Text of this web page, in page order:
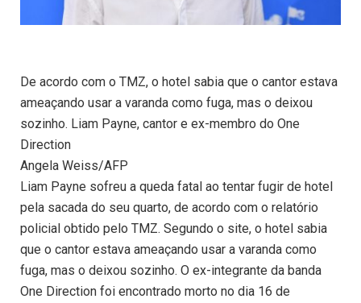
De acordo com o TMZ, o hotel sabia que o cantor estava
ameaçando usar a varanda como fuga, mas o deixou
sozinho. Liam Payne, cantor e ex-membro do One
Direction
Angela Weiss/AFP
Liam Payne sofreu a queda fatal ao tentar fugir de hotel
pela sacada do seu quarto, de acordo com o relatório
policial obtido pelo TMZ. Segundo o site, o hotel sabia
que o cantor estava ameaçando usar a varanda como
fuga, mas o deixou sozinho. O ex-integrante da banda
One Direction foi encontrado morto no dia 16 de